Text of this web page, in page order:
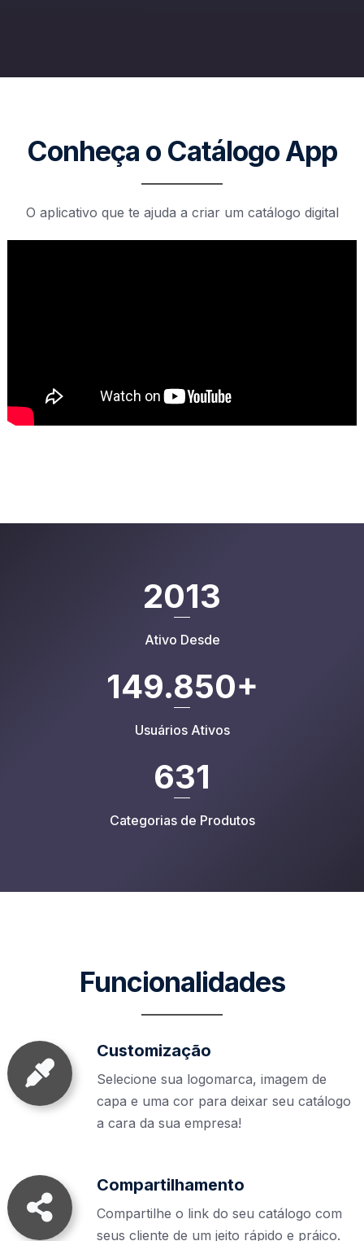
Conheça o Catálogo App
O aplicativo que te ajuda a criar um catálogo digital
2013
Ativo Desde
149.850+
Usuários Ativos
631
Categorias de Produtos
Funcionalidades
Customização
Selecione sua logomarca, imagem de
capa e uma cor para deixar seu catálogo
a cara da sua empresa!
Compartilhamento
Compartilhe o link do seu catálogo com
seus cliente de um jeito rápido e práico.